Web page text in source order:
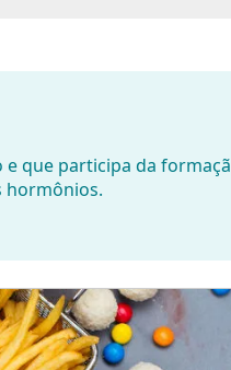
que participa da
hormônios.